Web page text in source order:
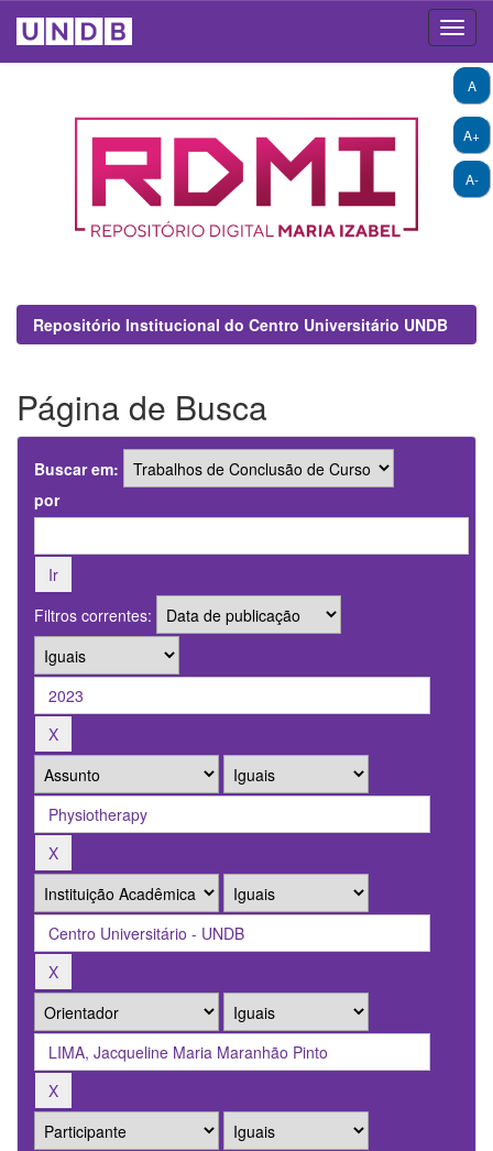
A+
A-
A
Repositório Institucional do Centro Universitário UNDB
Página de Busca
Buscar em:
por
Filtros correntes: